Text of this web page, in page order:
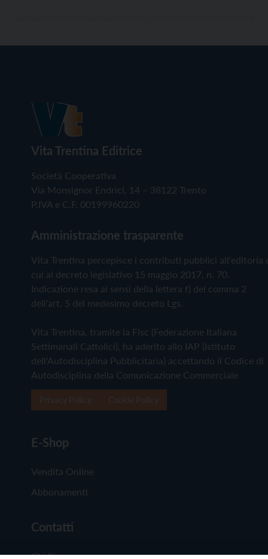
Vita Trentina Editrice
Società Cooperativa
Via Monsignor Endrici, 14 – 38122 Trento
P.IVA e C.F. 00199960220
Amministrazione trasparente
Vita Trentina percepisce i contributi pubblici all'editoria
cui al decreto legislativo 15 maggio 2017, n. 70.
Indicazione resa ai sensi della lettera f) del comma 2
dell'art. 5 del medesimo decreto Lgs.
Vita Trentina, tramite la Fisc (Federazione Italiana
Settimanali Cattolici), ha aderito allo IAP (Istituto
dell'Autodisciplina Pubblicitaria) accettando il Codice di
Autodisciplina della Comunicazione Commerciale
E-Shop
Vendita Online
Abbonamenti
Contatti
Chi Siamo